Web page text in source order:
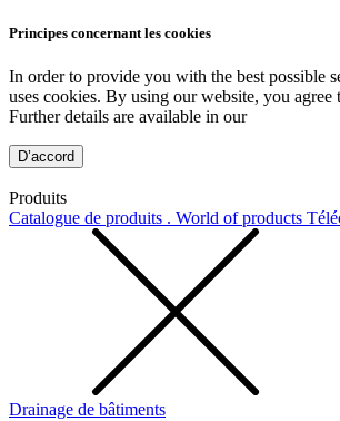
Principes concernant les cookies
In order to provide you with the best possible
uses cookies. By using our website, you agree
Further details are available in our
D’accord
Produits
Catalogue de produits . World of products
Drainage de bâtiments